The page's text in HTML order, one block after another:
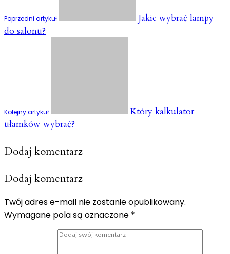
Poprzedni artykuł
Jakie wybrać lampy
do salonu?
Kolejny artykuł
Który kalkulator
ułamków wybrać?
Dodaj komentarz
Dodaj komentarz
Twój adres e-mail nie zostanie opublikowany.
Wymagane pola są oznaczone *